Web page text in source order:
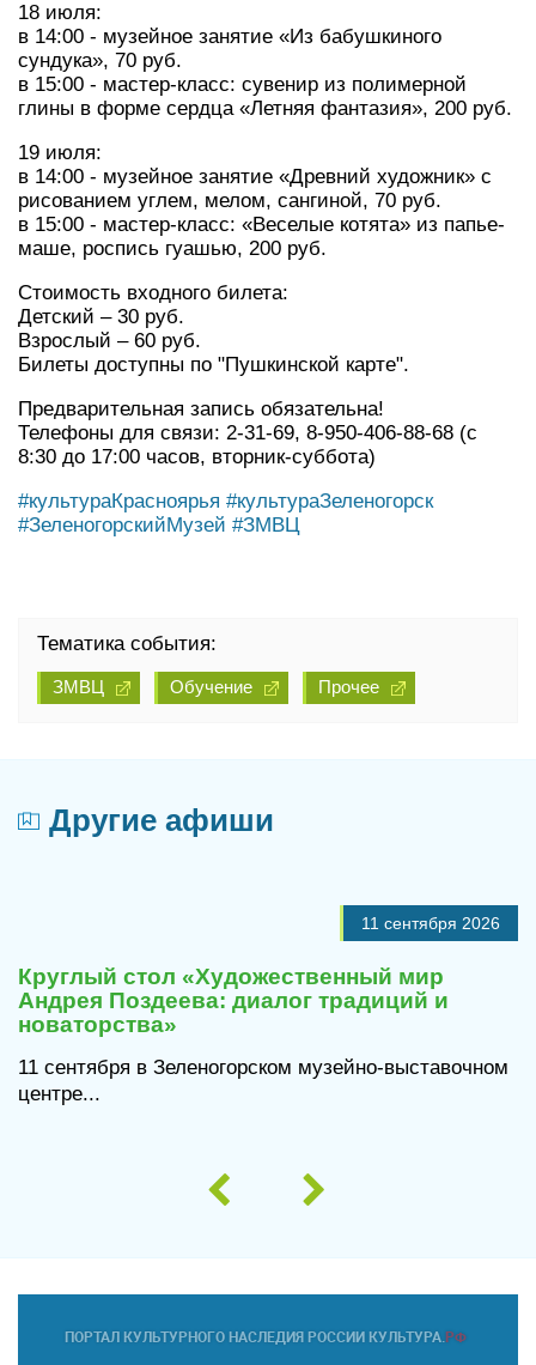
18 июля:
в 14:00 - музейное занятие «Из бабушкиного
сундука», 70 руб.
в 15:00 - мастер-класс: сувенир из полимерной
глины в форме сердца «Летняя фантазия», 200 руб.
19 июля:
в 14:00 - музейное занятие «Древний художник» с
рисованием углем, мелом, сангиной, 70 руб.
в 15:00 - мастер-класс: «Веселые котята» из папье-
маше, роспись гуашью, 200 руб.
Стоимость входного билета:
Детский – 30 руб.
Взрослый – 60 руб.
Билеты доступны по "Пушкинской карте".
Предварительная запись обязательна!
Телефоны для связи: 2-31-69, 8-950-406-88-68 (с
8:30 до 17:00 часов, вторник-суббота)
#культураКрасноярья #культураЗеленогорск
#ЗеленогорскийМузей #ЗМВЦ
Тематика события:
ЗМВЦ Обучение Прочее
Другие афиши
11 сентября 2026
Круглый стол «Художественный мир
Андрея Поздеева: диалог традиций и
новаторства»
11 сентября в Зеленогорском музейно-выставочном
центре...